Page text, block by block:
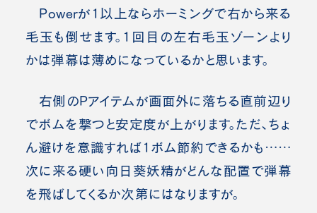
Powerが1以上ならホーミングで右から来る
毛玉も倒せます。1回目の左右毛玉ゾーンより
かは弾幕は薄めになっているかと思います。
右側のPアイテムが画面外に落ちる直前辺り
でボムを撃つと安定度が上がります。ただ、ちょ
ん避けを意識すれば1ボム節約できるかも……
次に来る硬い向日葵妖精がどんな配置で弾幕
を飛ばしてくるか次第にはなりますが。